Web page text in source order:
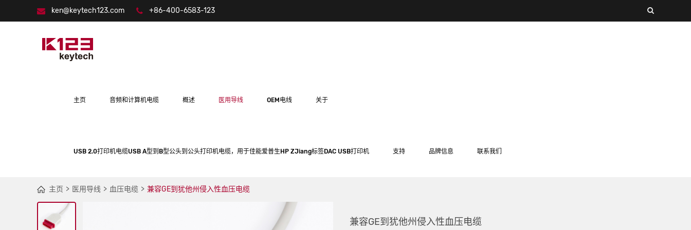
ken@keytech123.com +86-400-6583-123
主页 音频和计算机电缆 概述 医用导线 OEM电线 关于
USB 2.0打印机电缆USB A型到B型公头到公头打印机电缆，用于佳能爱普生HP ZJiang标签DAC USB打印机 支持 品牌信息 联系我们
主页 医用导线 血压电缆 兼容GE到犹他州侵入性血压电缆
兼容GE到犹他州侵入性血压电缆